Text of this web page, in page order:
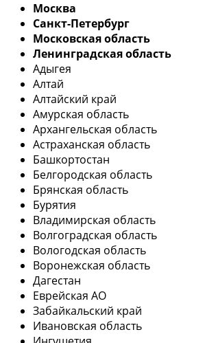
Москва
Санкт-Петербург
Московская область
Ленинградская область
Адыгея
Алтай
Алтайский край
Амурская область
Архангельская область
Астраханская область
Башкортостан
Белгородская область
Брянская область
Бурятия
Владимирская область
Волгоградская область
Вологодская область
Воронежская область
Дагестан
Еврейская АО
Забайкальский край
Ивановская область